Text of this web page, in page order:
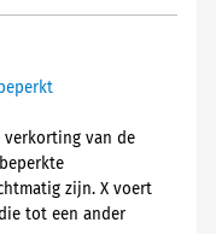
verkorting van de
zijn. X voert
tot een ander